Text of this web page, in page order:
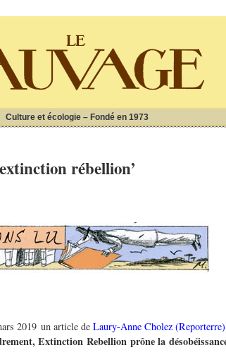
Culture et écologie – Fondé en 1973
rébellion’
2019 un article de Laury-Anne Cholez (Reporterre)
Extinction Rebellion prône la